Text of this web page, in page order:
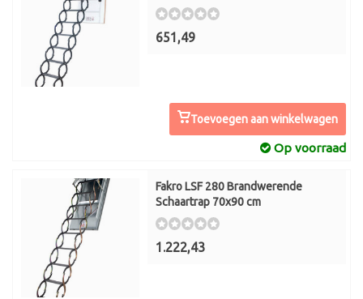
651,49
Toevoegen aan winkelwagen
Op voorraad
Fakro LSF 280 Brandwerende
Schaartrap 70x90 cm
1.222,43